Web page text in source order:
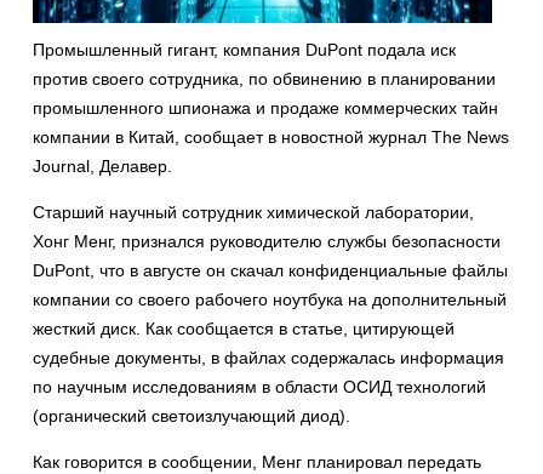
Промышленный гигант, компания DuPont подала иск
против своего сотрудника, по обвинению в планировании
промышленного шпионажа и продаже коммерческих тайн
компании в Китай, сообщает в новостной журнал The News
Journal, Делавер.
Старший научный сотрудник химической лаборатории,
Хонг Менг, признался руководителю службы безопасности
DuPont, что в августе он скачал конфиденциальные файлы
компании со своего рабочего ноутбука на дополнительный
жесткий диск. Как сообщается в статье, цитирующей
судебные документы, в файлах содержалась информация
по научным исследованиям в области ОСИД технологий
(органический светоизлучающий диод).
Как говорится в сообщении, Менг планировал передать